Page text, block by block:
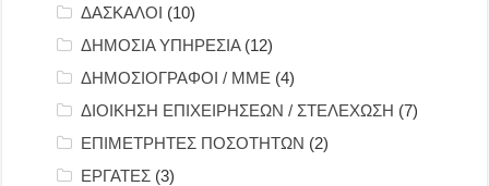
ΔΑΣΚΑΛΟΙ (10)
ΔΗΜΟΣΙΑ ΥΠΗΡΕΣΙΑ(12)
ΔΗΜΟΣΙΟΓΡΑΦΟΙ / ΜΜΕ (4)
ΔΙΟΙΚΗΣΗ ΕΠΙΧΕΙΡΗΣΕΩΝ / ΣΤΕΛΕΧΩΣΗ (7)
ΕΠΙΜΕΤΡΗΤΕΣ ΠΟΣΟΤΗΤΩΝ (2)
ΕΡΓΑΤΕΣ (3)